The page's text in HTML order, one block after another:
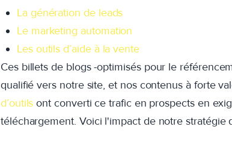
La génération de leads
Le marketing automation
Les outils d’aide à la vente
Ces billets de blogs -optimisés pour le
qualifié vers notre site, et nos contenus à forte
d’outils ont converti ce trafic en prospects en
téléchargement. Voici l'impact de notre